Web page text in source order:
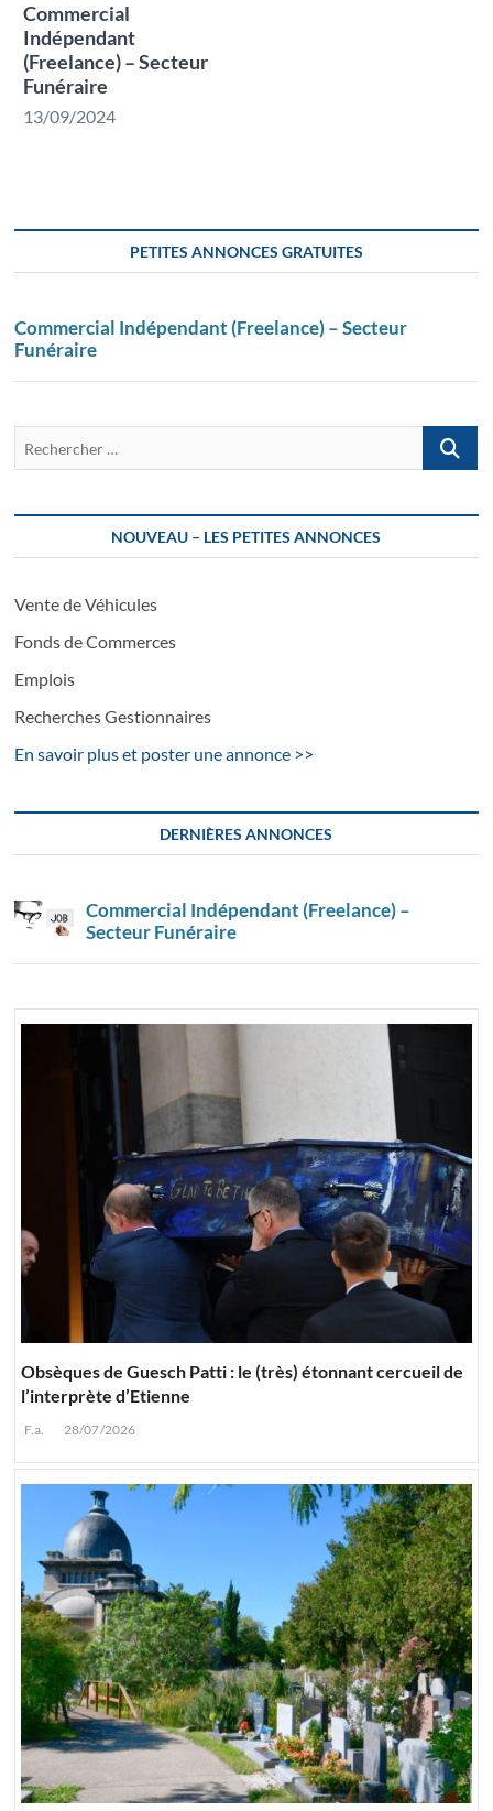
Commercial
Indépendant
(Freelance) – Secteur
Funéraire
13/09/2024
PETITES ANNONCES GRATUITES
Commercial Indépendant (Freelance) – Secteur
Funéraire
…
NOUVEAU – LES PETITES ANNONCES
Vente de Véhicules
Fonds de Commerces
Emplois
Recherches Gestionnaires
En savoir plus et poster une annonce >>
DERNIÈRES ANNONCES
Commercial Indépendant (Freelance) –
Secteur Funéraire
Obsèques de Guesch Patti : le (très) étonnant cercueil de
l’interprète d’Etienne
F.a. 28/07/2026